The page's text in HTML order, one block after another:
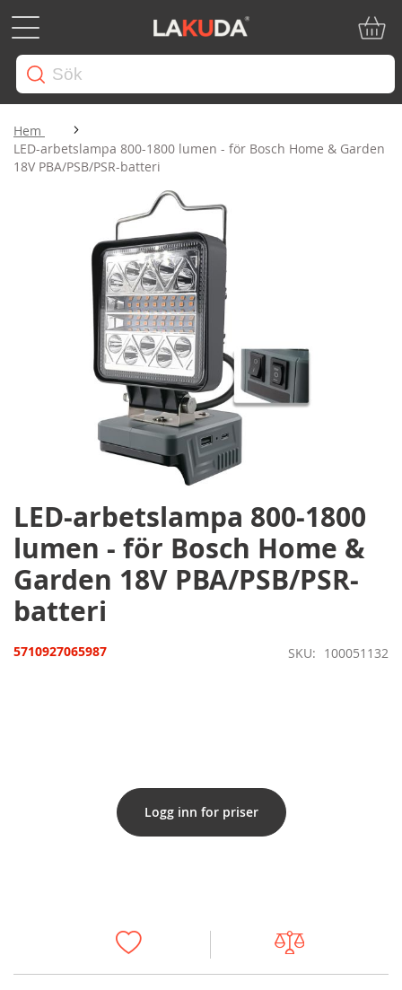
Hem
LED-arbetslampa 800-1800 lumen - för Bosch Home & Garden
18V PBA/PSB/PSR-batteri
LED-arbetslampa 800-1800
lumen - för Bosch Home &
Garden 18V PBA/PSB/PSR-
batteri
5710927065987 SKU 100051132
Logg inn for priser